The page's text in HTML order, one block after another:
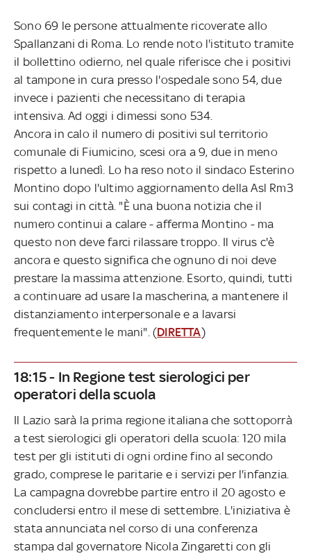
Sono 69 le persone attualmente ricoverate allo
Spallanzani di Roma. Lo rende noto l'istituto tramite
il bollettino odierno, nel quale riferisce che i positivi
al tampone in cura presso l'ospedale sono 54, due
invece i pazienti che necessitano di terapia
intensiva. Ad oggi i dimessi sono 534.
Ancora in calo il numero di positivi sul territorio
comunale di Fiumicino, scesi ora a 9, due in meno
rispetto a lunedì. Lo ha reso noto il sindaco Esterino
Montino dopo l'ultimo aggiornamento della Asl Rm3
sui contagi in città. "È una buona notizia che il
numero continui a calare - afferma Montino - ma
questo non deve farci rilassare troppo. Il virus c'è
ancora e questo significa che ognuno di noi deve
prestare la massima attenzione. Esorto, quindi, tutti
a continuare ad usare la mascherina, a mantenere il
distanziamento interpersonale e a lavarsi
frequentemente le mani". (DIRETTA)
18:15 - In Regione test sierologici per
operatori della scuola
Il Lazio sarà la prima regione italiana che sottoporrà
a test sierologici gli operatori della scuola: 120 mila
test per gli istituti di ogni ordine fino al secondo
grado, comprese le paritarie e i servizi per l'infanzia.
La campagna dovrebbe partire entro il 20 agosto e
concludersi entro il mese di settembre. L'iniziativa è
stata annunciata nel corso di una conferenza
stampa dal governatore Nicola Zingaretti con gli